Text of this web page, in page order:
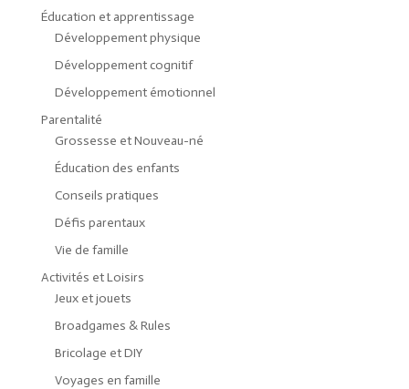
Éducation et apprentissage
Développement physique
Développement cognitif
Développement émotionnel
Parentalité
Grossesse et Nouveau-né
Éducation des enfants
Conseils pratiques
Défis parentaux
Vie de famille
Activités et Loisirs
Jeux et jouets
Broadgames & Rules
Bricolage et DIY
Voyages en famille